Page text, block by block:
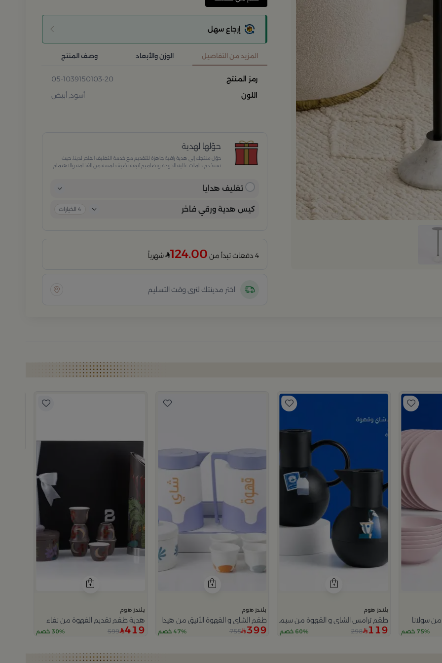
إرجاع سهل
المزيد من التفاصيل
رمز المنتج
05-1039150103-20
اللون
أسود, أبيض
الوزن والأبعاد وصف المنتج
حوّلها لهدية
حوّل منتجك إلى هدية راقية جاهزة للتقديم مع خدمة التغليف الفاخر لدينا، حيث
نستخدم خامات عالية الجودة وتصاميم أنيقة تضيف لمسة من الفخامة والاهتمام
تغليف هدايا
كيس هدية ورقي فاخر 4الخيارات
4 دفعات تبدأ من 124.00 شهرياً
اختر مدينتك لترى وقت التسليم
75% خصم
بلندز هوم
طقم ترامس الشاي و القهوة من سيمارا
119
298 60% خصم
بلندز هوم
طقم الشاي و القهوة الأنيق من هيدا
399
755 47% خصم
بلندز هوم
هدية طقم تقديم القهوة من نقاء
419
599 30% خصم